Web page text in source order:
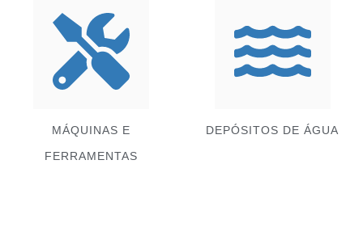
MÁQUINAS E
FERRAMENTAS
DEPÓSITOS DE ÁGUA